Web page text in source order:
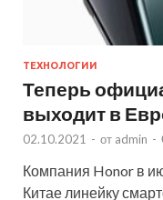
ТЕХНОЛОГИИ
Теперь
выходит в
02.10.2021 - от admin -
Компания Honor в
Китае линейку